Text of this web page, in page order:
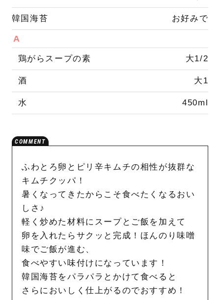
韓国海苔 お好みで
A
鶏がらスープの素 大1/2
酒 大1
水 450ml
ふわとろ卵とピリ辛キムチの相性が抜群な
キムチクッパ！
暑くなってきたからこそ食べたくなるおい
しさ♪
軽く炒めた材料にスープとご飯を加えて
卵を入れたらサクッと完成！ほんのり味噌
味でご飯が進む、
食べやすい味付けになっています！
韓国海苔をパラパラとかけて食べると
さらにおいしく仕上がるのでおすすめ！